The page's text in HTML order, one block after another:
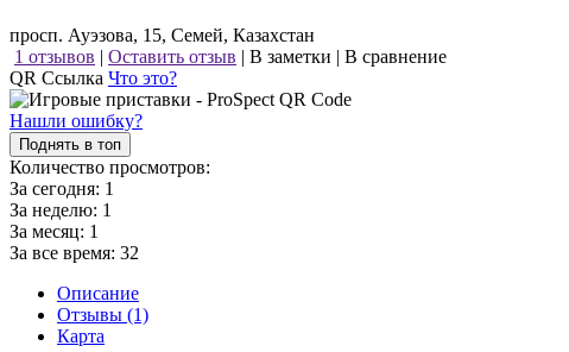
просп. Ауэзова, 15, Семей, Казахстан
1 отзывов | Оставить отзыв | В заметки | В сравнение
QR Ссылка Что это?
Нашли ошибку?
Поднять в топ
Количество просмотров:
За сегодня: 1
За неделю: 1
За месяц: 1
За все время: 32
Описание
Отзывы (1)
Карта